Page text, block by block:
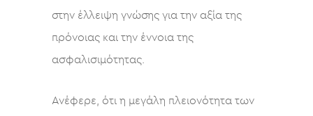
στην έλλειψη γνώσης για την αξία της
πρόνοιας και την έννοια της
ασφαλισιμότητας.
Ανέφερε, ότι η μεγάλη πλειονότητα των